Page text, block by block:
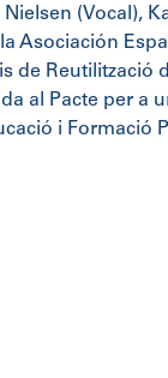
(Vocal),
Asociación
de Reutilització
al Pacte per a
i Formació